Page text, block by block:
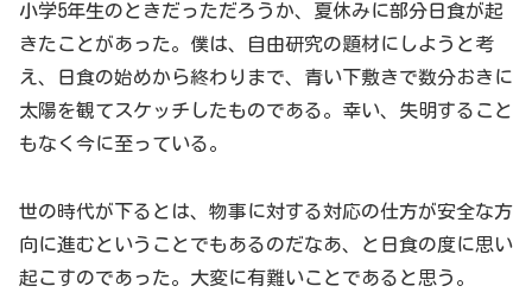
小学5年生のときだっただろうか、夏休みに部分日食が起
きたことがあった。僕は、自由研究の題材にしようと考
え、日食の始めから終わりまで、青い下敷きで数分おきに
太陽を観てスケッチしたものである。幸い、失明すること
もなく今に至っている。
世の時代が下るとは、物事に対する対応の仕方が安全な方
向に進むということでもあるのだなあ、と日食の度に思い
起こすのであった。大変に有難いことであると思う。